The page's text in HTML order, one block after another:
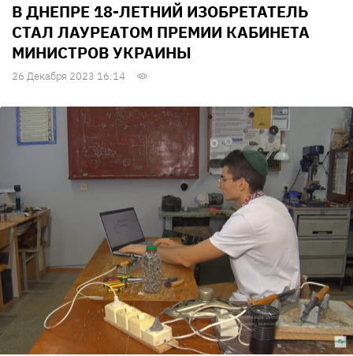
В ДНЕПРЕ 18-ЛЕТНИЙ ИЗОБРЕТАТЕЛЬ
СТАЛ ЛАУРЕАТОМ ПРЕМИИ КАБИНЕТА
МИНИСТРОВ УКРАИНЫ
26 Декабря 2023 16:14